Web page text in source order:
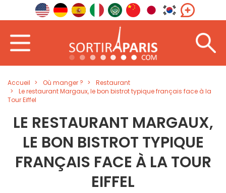
Accueil Où manger ?
Restaurant
Le restaurant Margaux, le bon bistrot typique français face à la
Tour Eiffel
LE RESTAURANT MARGAUX,
LE BON BISTROT TYPIQUE
FRANÇAIS FACE À LA TOUR
EIFFEL